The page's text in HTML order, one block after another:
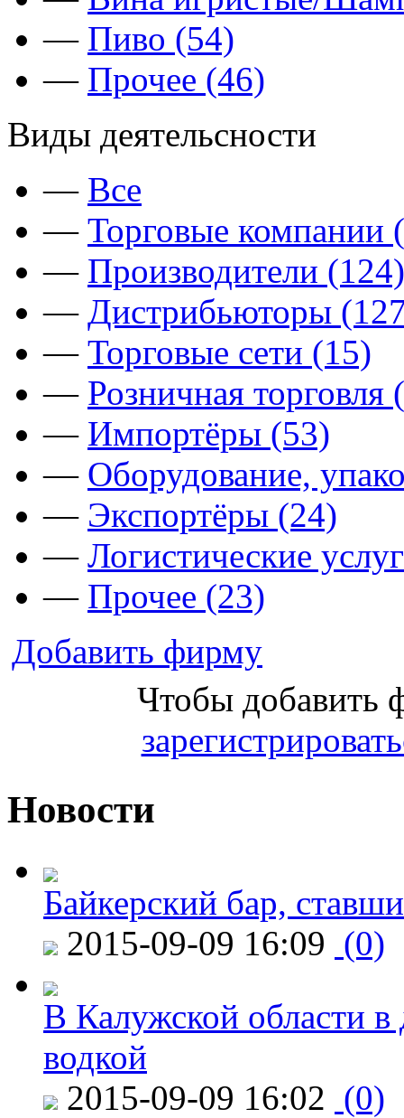
— Пиво (54)
— Прочее (46)
Виды деятельсности
— Все
— Торговые компании
— Производители (124)
— Дистрибьюторы
— Торговые сети (15)
— Розничная торговля
— Импортёры (53)
— Оборудование,
— Экспортёры (24)
— Логистические
— Прочее (23)
Добавить фирму
Чтобы добавить
Новости
Байкерский бар,
2015-09-09 16:09 (0)
В Калужской области в
водкой
2015-09-09 16:02 (0)